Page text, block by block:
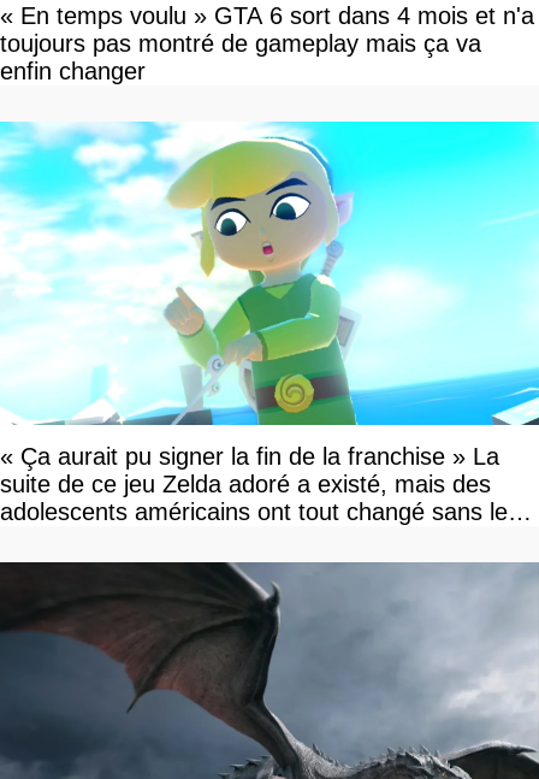
« En temps voulu » GTA 6 sort dans 4 mois et n'a
toujours pas montré de gameplay mais ça va
enfin changer
« Ça aurait pu signer la fin de la franchise » La
suite de ce jeu Zelda adoré a existé, mais des
adolescents américains ont tout changé sans le